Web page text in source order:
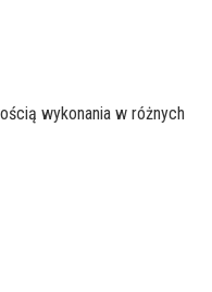
wykonania w różnych